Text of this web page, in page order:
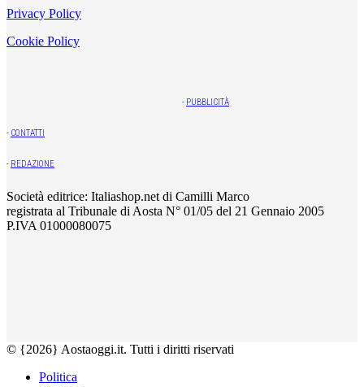
Privacy Policy
Cookie Policy
- PUBBLICITÀ
- CONTATTI
- REDAZIONE
Società editrice: Italiashop.net di Camilli Marco
registrata al Tribunale di Aosta N° 01/05 del 21 Gennaio 2005
P.IVA 01000080075
© {2026} Aostaoggi.it. Tutti i diritti riservati
Politica